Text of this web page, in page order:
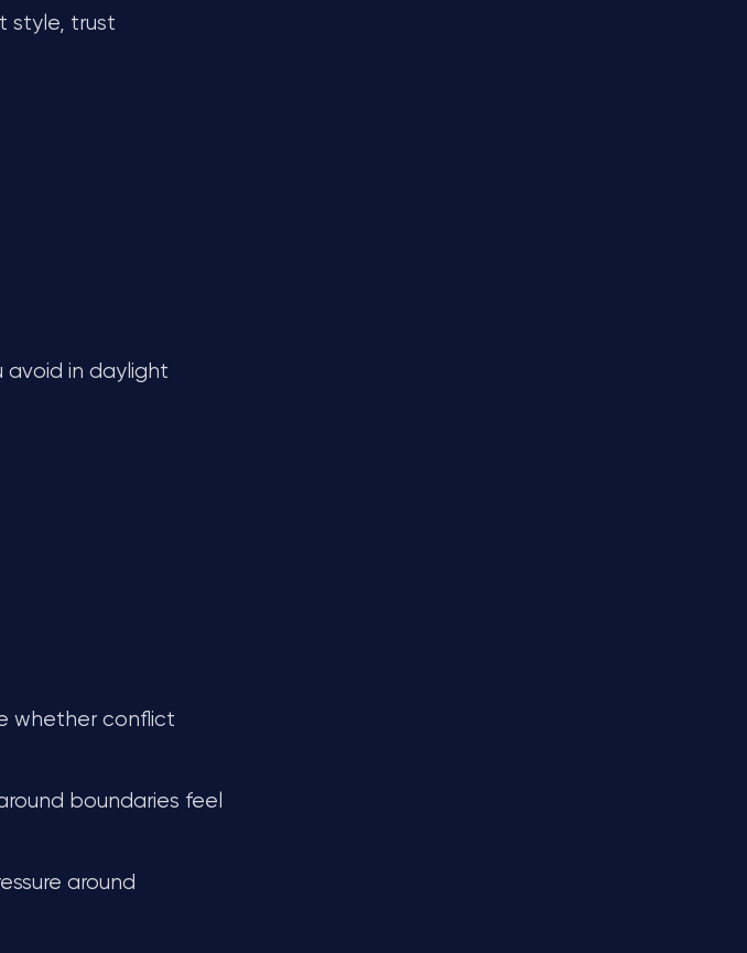
style, trust
avoid in daylight
whether conflict
boundaries feel
around